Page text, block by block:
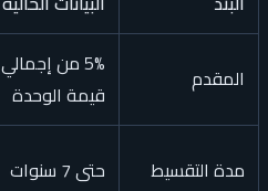
المقدم
5% من إجمالي
قيمة الوحدة
مدة التقسيط حتى 7 سنوات